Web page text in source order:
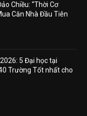
Chiều: “Thời Cơ
Căn Nhà Đầu Tiên
5 Đại học tại
Trường Tốt nhất cho